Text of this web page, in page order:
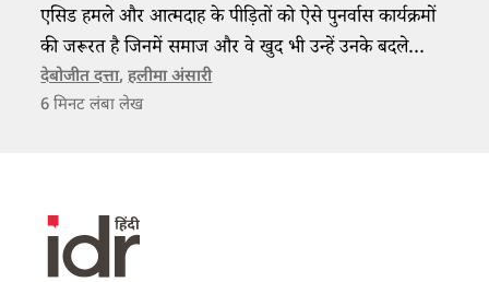
एसिड हमले और आत्मदाह के पीड़ितों को ऐसे पुनर्वास कार्यक्रमों
की जरूरत है जिनमें समाज और वे खुद भी उन्हें उनके बदले
स्वरूप में स्वीकार कर सकें।
देबोजीत दत्ता,हलीमा अंसारी
6 मिनट लंबा लेख